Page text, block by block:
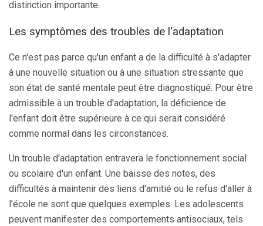
distinction importante.
Les symptômes des troubles de l'adaptation
Ce n'est pas parce qu'un enfant a de la difficulté à s'adapter
à une nouvelle situation ou à une situation stressante que
son état de santé mentale peut être diagnostiqué. Pour être
admissible à un trouble d'adaptation, la déficience de
l'enfant doit être supérieure à ce qui serait considéré
comme normal dans les circonstances.
Un trouble d'adaptation entravera le fonctionnement social
ou scolaire d'un enfant. Une baisse des notes, des
difficultés à maintenir des liens d'amitié ou le refus d'aller à
l'école ne sont que quelques exemples. Les adolescents
peuvent manifester des comportements antisociaux, tels